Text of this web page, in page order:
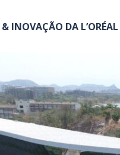
INOVAÇÃO DA L’ORÉAL